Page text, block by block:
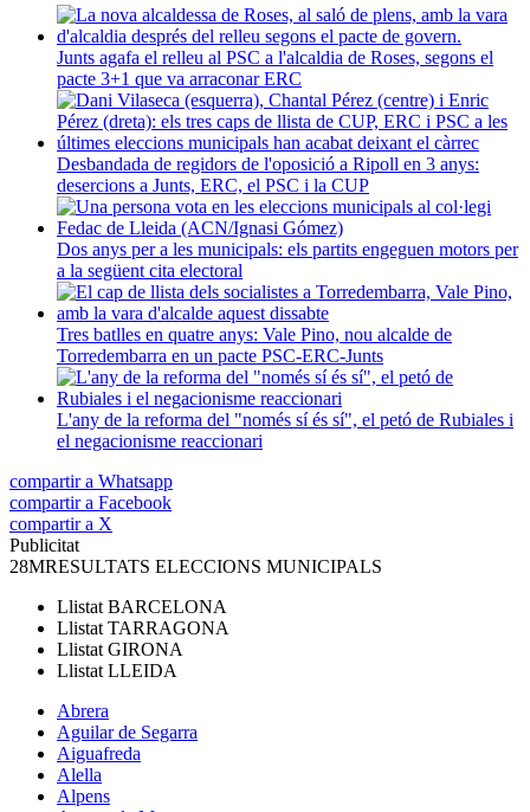
Junts agafa el relleu al PSC a l'alcaldia de Roses, segons el
pacte 3+1 que va arraconar ERC
Desbandada de regidors de l'oposició a Ripoll en 3 anys:
desercions a Junts, ERC, el PSC i la CUP
Dos anys per a les municipals: els partits engeguen motors per
a la següent cita electoral
Tres batlles en quatre anys: Vale Pino, nou alcalde de
Torredembarra en un pacte PSC-ERC-Junts
L'any de la reforma del "només sí és sí", el petó de Rubiales i
el negacionisme reaccionari
compartir a Whatsapp
compartir a Facebook
compartir a X
Publicitat
28MRESULTATS ELECCIONS MUNICIPALS
Llistat BARCELONA
Llistat TARRAGONA
Llistat GIRONA
Llistat LLEIDA
Abrera
Aguilar de Segarra
Aiguafreda
Alella
Alpens